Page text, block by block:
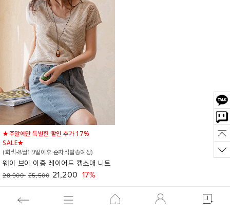
★주말에만 특별한 할인 추가 17%
SALE★
(회색-8월19일이후 순차적발송예정)
웨이 브이 이중 레이어드 캡소매 니트
28,900 25,500 21,200 17%